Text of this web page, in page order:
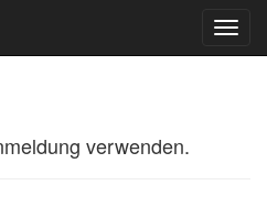
verwenden.